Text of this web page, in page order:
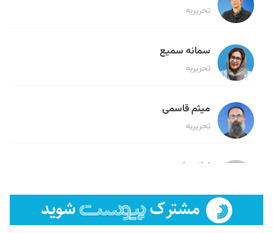
تحریریه
سمانه سمیع
تحریریه
میثم قاسمی
تحریریه
لیلا حنارود
فائزه فتحی رستمی